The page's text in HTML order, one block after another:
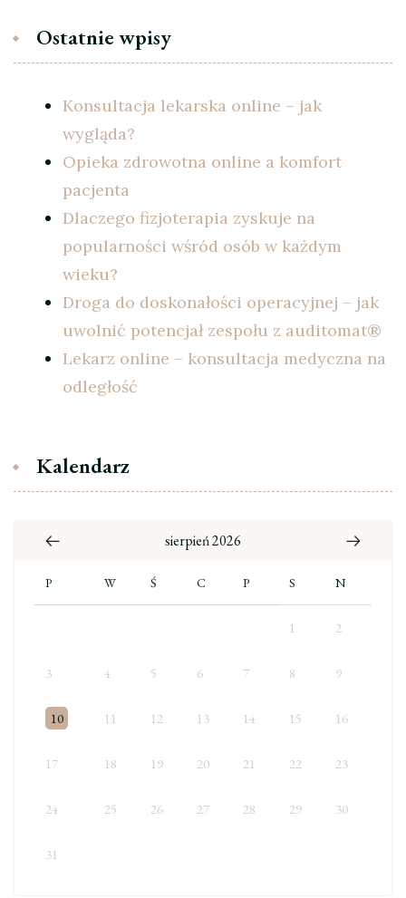
Ostatnie wpisy
Konsultacja lekarska online – jak
wygląda?
Opieka zdrowotna online a komfort
pacjenta
Dlaczego fizjoterapia zyskuje na
popularności wśród osób w każdym
wieku?
Droga do doskonałości operacyjnej – jak
uwolnić potencjał zespołu z auditomat®
Lekarz online – konsultacja medyczna na
odległość
Kalendarz
sierpień 2026
P W Ś C P S N
1 2
3 4 5 6 7 8 9
10 11 12 13 14 15 16
17 18 19 20 21 22 23
24 25 26 27 28 29 30
31